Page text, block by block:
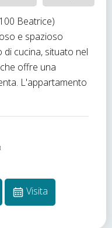
Beatrice)
e spazioso
cucina, situato nel
offre una
L'appartamento
Visita